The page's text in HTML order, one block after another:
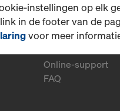
Online-support
FAQ
om uw cookies
.
onze partners zijn in de
handmatig of via
instellingen op elk
in de footer van de
voor meer